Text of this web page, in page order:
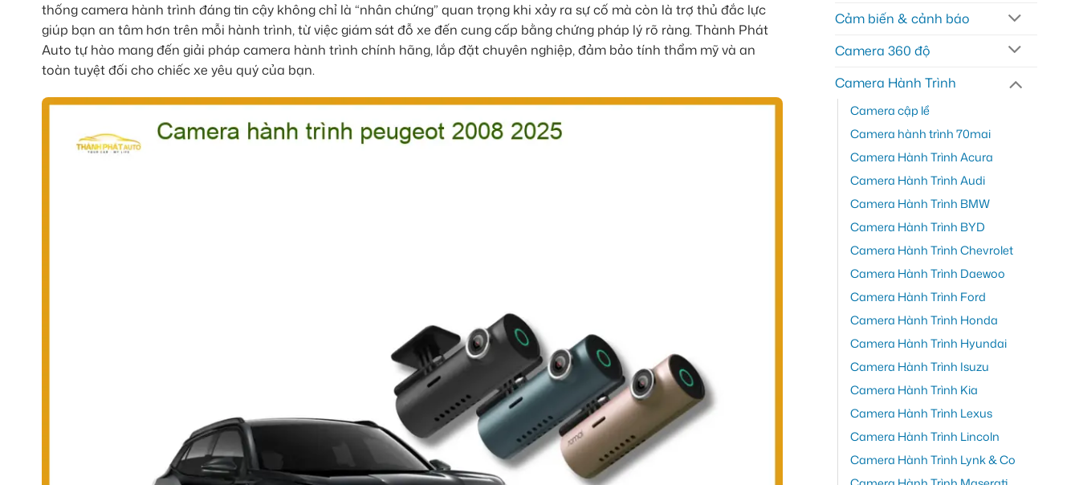
thống camera hành trình đáng tin cậy không chỉ là “nhân chứng” quan trọng khi xảy ra sự cố mà còn là trợ thủ đắc lực
giúp bạn an tâm hơn trên mỗi hành trình, từ việc giám sát đỗ xe đến cung cấp bằng chứng pháp lý rõ ràng. Thành Phát
Auto tự hào mang đến giải pháp camera hành trình chính hãng, lắp đặt chuyên nghiệp, đảm bảo tính thẩm mỹ và an
toàn tuyệt đối cho chiếc xe yêu quý của bạn.
Cảm biến & cảnh báo
Camera 360 độ
Camera Hành Trình
Camera cập lề
Camera hành trình 70mai
Camera Hành Trình Acura
Camera Hành Trình Audi
Camera Hành Trình BMW
Camera Hành Trình BYD
Camera Hành Trình Chevrolet
Camera Hành Trình Daewoo
Camera Hành Trình Ford
Camera Hành Trình Honda
Camera Hành Trình Hyundai
Camera Hành Trình Isuzu
Camera Hành Trình Kia
Camera Hành Trình Lexus
Camera Hành Trình Lincoln
Camera Hành Trình Lynk & Co